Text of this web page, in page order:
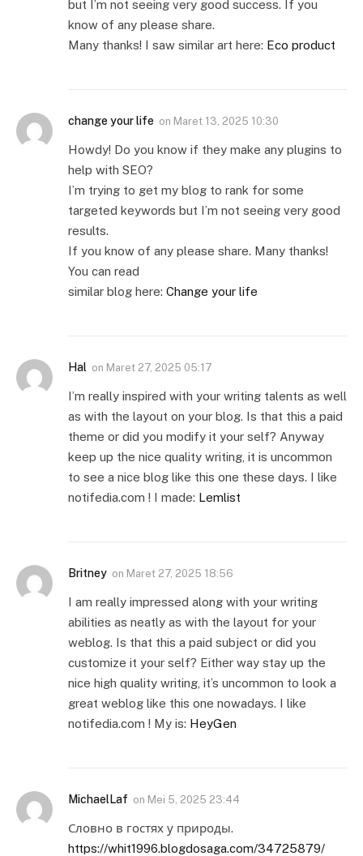
but I’m not seeing very good success. If you
know of any please share.
Many thanks! I saw similar art here: Eco product
change your life on Maret 13, 2025 10:30
Howdy! Do you know if they make any plugins to
help with SEO?
I’m trying to get my blog to rank for some
targeted keywords but I’m not seeing very good
results.
If you know of any please share. Many thanks!
You can read
similar blog here: Change your life
Hal on Maret 27, 2025 05:17
I’m really inspired with your writing talents as well
as with the layout on your blog. Is that this a paid
theme or did you modify it your self? Anyway
keep up the nice quality writing, it is uncommon
to see a nice blog like this one these days. I like
notifedia.com ! I made: Lemlist
Britney on Maret 27, 2025 18:56
I am really impressed along with your writing
abilities as neatly as with the layout for your
weblog. Is that this a paid subject or did you
customize it your self? Either way stay up the
nice high quality writing, it’s uncommon to look a
great weblog like this one nowadays. I like
notifedia.com ! My is: HeyGen
MichaelLaf on Mei 5, 2025 23:44
Словно в гостях у природы.
https://whit1996.blogdosaga.com/34725879/